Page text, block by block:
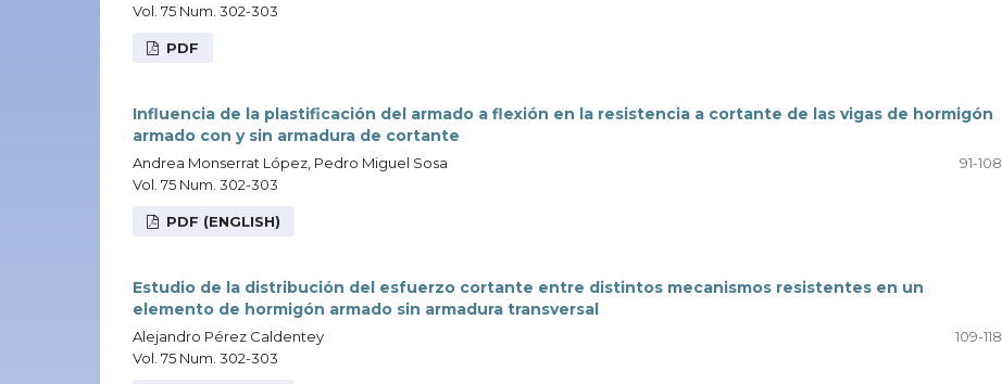
Vol. 75 Num. 302-303
PDF
Influencia de la plastificación del armado a flexión en la resistencia a cortante de las vigas de hormigón
armado con y sin armadura de cortante
Andrea Monserrat López, Pedro Miguel Sosa
Vol. 75 Num. 302-303
91-108
PDF (ENGLISH)
Estudio de la distribución del esfuerzo cortante entre distintos mecanismos resistentes en un
elemento de hormigón armado sin armadura transversal
Alejandro Pérez Caldentey
Vol. 75 Num. 302-303
109-118